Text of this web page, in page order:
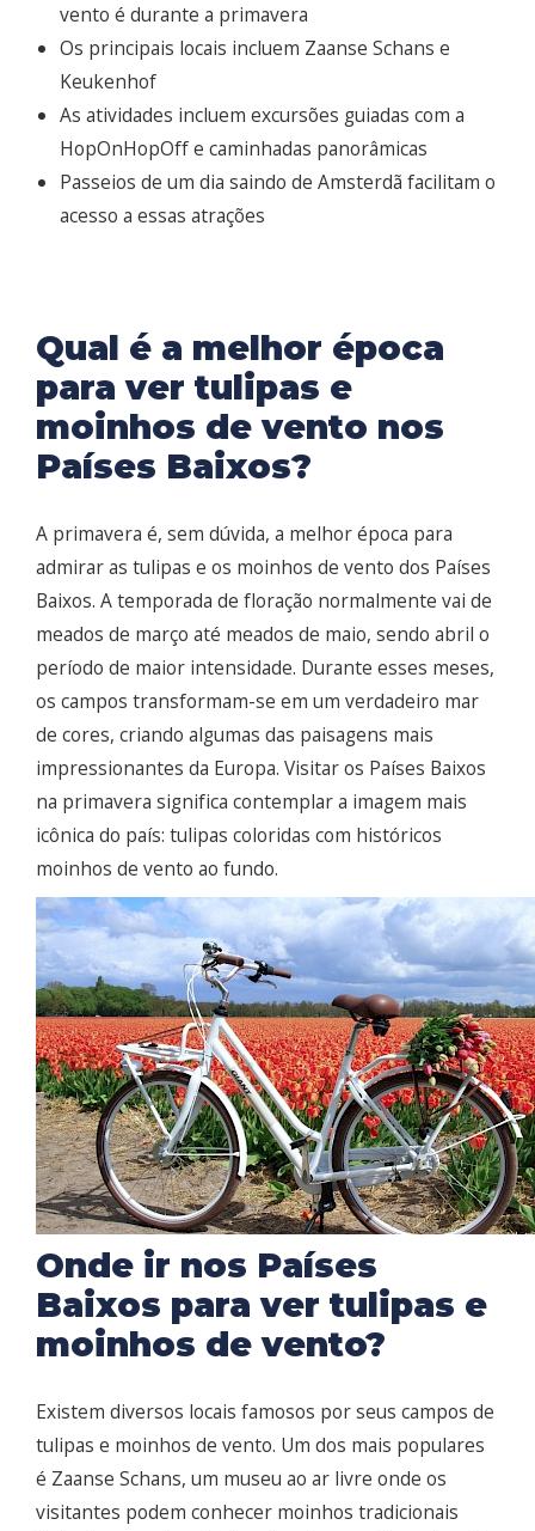
vento é durante a primavera
Os principais locais incluem Zaanse Schans e
Keukenhof
As atividades incluem excursões guiadas com a
HopOnHopOff e caminhadas panorâmicas
Passeios de um dia saindo de Amsterdã facilitam o
acesso a essas atrações
Qual é a melhor época
para ver tulipas e
moinhos de vento nos
Países Baixos?
A primavera é, sem dúvida, a melhor época para
admirar as tulipas e os moinhos de vento dos Países
Baixos. A temporada de floração normalmente vai de
meados de março até meados de maio, sendo abril o
período de maior intensidade. Durante esses meses,
os campos transformam-se em um verdadeiro mar
de cores, criando algumas das paisagens mais
impressionantes da Europa. Visitar os Países Baixos
na primavera significa contemplar a imagem mais
icônica do país: tulipas coloridas com históricos
moinhos de vento ao fundo.
Onde ir nos Países
Baixos para ver tulipas e
moinhos de vento?
Existem diversos locais famosos por seus campos de
tulipas e moinhos de vento. Um dos mais populares
é Zaanse Schans, um museu ao ar livre onde os
visitantes podem conhecer moinhos tradicionais